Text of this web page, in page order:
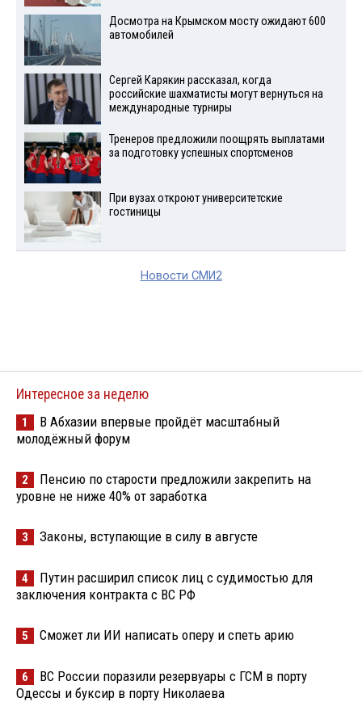
Досмотра на Крымском мосту ожидают 600
автомобилей
Сергей Карякин рассказал, когда
российские шахматисты могут вернуться на
международные турниры
Тренеров предложили поощрять выплатами
за подготовку успешных спортсменов
При вузах откроют университетские
гостиницы
Новости СМИ2
Интересное за неделю
1
В Абхазии впервые пройдёт масштабный
молодёжный форум
2
Пенсию по старости предложили закрепить на
уровне не ниже 40% от заработка
3 Законы, вступающие в силу в августе
4
Путин расширил список лиц с судимостью для
заключения контракта с ВС РФ
5 Сможет ли ИИ написать оперу и спеть арию
6
ВС России поразили резервуары с ГСМ в порту
Одессы и буксир в порту Николаева